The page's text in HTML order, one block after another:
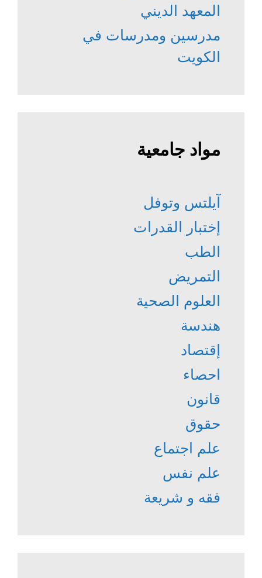
المعهد الديني
مدرسين ومدرسات في
الكويت
مواد جامعية
آيلتس وتوفل
إختبار القدرات
الطب
التمريض
العلوم الصحية
هندسة
إقتصاد
احصاء
قانون
حقوق
علم اجتماع
علم نفس
فقه و شريعة